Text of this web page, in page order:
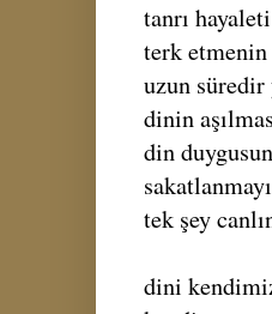
tanrı
terk
uzun süredir
dinin
din
tek şey
dini